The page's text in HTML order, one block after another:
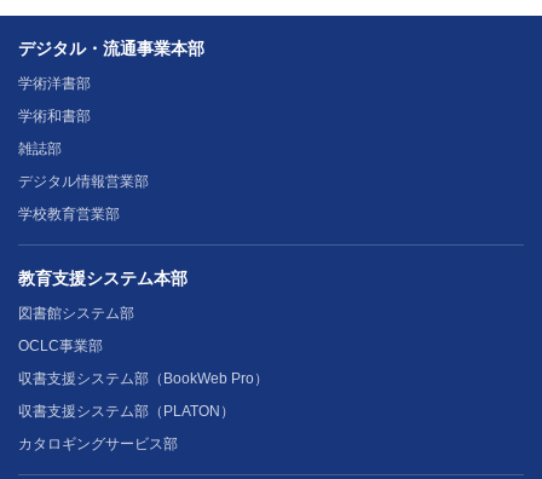
デジタル・流通事業本部
学術洋書部
学術和書部
雑誌部
デジタル情報営業部
学校教育営業部
教育支援システム本部
図書館システム部
OCLC事業部
収書支援システム部（BookWeb Pro）
収書支援システム部（PLATON）
カタロギングサービス部